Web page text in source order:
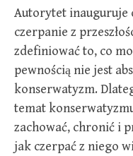
Autorytet inauguruje
czerpanie z
zdefiniować to, co
pewnością nie jest
konserwatyzm.
temat
zachować, chronić i
jak czerpać z niego